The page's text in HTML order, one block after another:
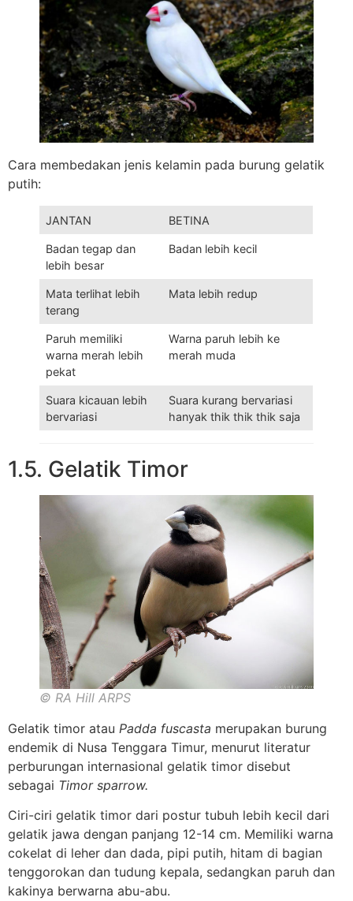
Cara membedakan jenis kelamin pada burung gelatik
putih:
JANTAN BETINA
Badan tegap dan
lebih besar
Badan lebih kecil
Mata terlihat lebih
terang
Mata lebih redup
Paruh memiliki
warna merah lebih
pekat
Warna paruh lebih ke
merah muda
Suara kicauan lebih
bervariasi
Suara kurang bervariasi
hanyak thik thik thik saja
1.5. Gelatik Timor
© RA Hill ARPS
Gelatik timor atau Padda fuscasta merupakan burung
endemik di Nusa Tenggara Timur, menurut literatur
perburungan internasional gelatik timor disebut
sebagai Timor sparrow.
Ciri-ciri gelatik timor dari postur tubuh lebih kecil dari
gelatik jawa dengan panjang 12-14 cm. Memiliki warna
cokelat di leher dan dada, pipi putih, hitam di bagian
tenggorokan dan tudung kepala, sedangkan paruh dan
kakinya berwarna abu-abu.